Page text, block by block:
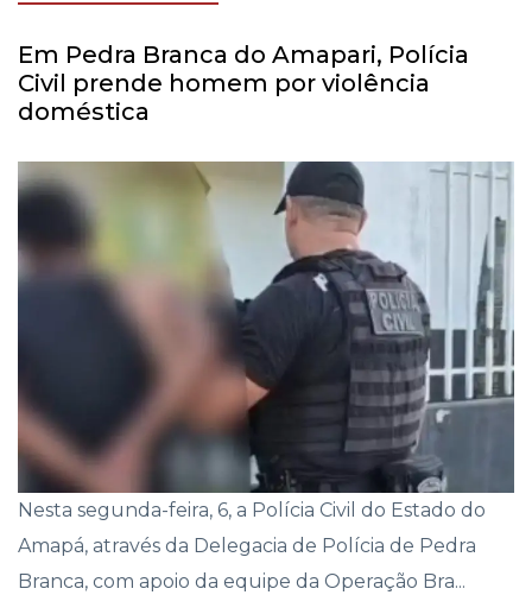
Em Pedra Branca do Amapari, Polícia
Civil prende homem por violência
doméstica
Nesta segunda-feira, 6, a Polícia Civil do Estado do
Amapá, através da Delegacia de Polícia de Pedra
Branca, com apoio da equipe da Operação Bra...